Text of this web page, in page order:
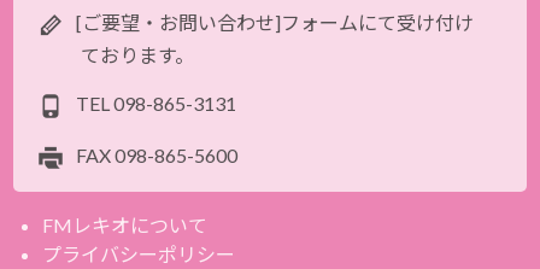
[ご要望・お問い合わせ]フォームにて受け付け
ております。
TEL 098-865-3131
FAX098-865-5600
FMレキオについて
プライバシーポリシー